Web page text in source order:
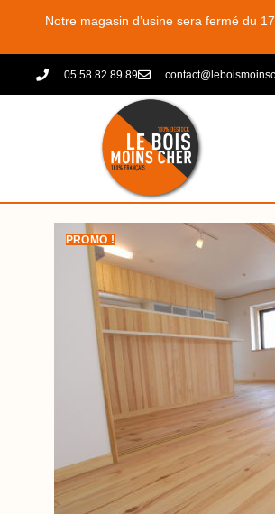
Notre magasin d’usine sera fermé du
05.58.82.89.89
PROMO !